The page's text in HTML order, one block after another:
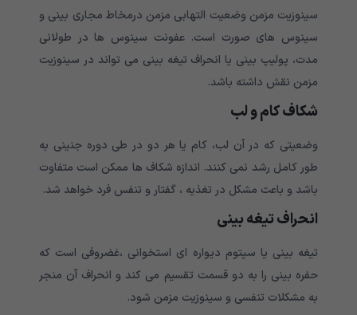
سینوزیت مزمن وضعیت التهابی مزمن درمخاط مجاری بینی و
سینوس های صورت است. عفونت سینوس ها در طولانی
مدت، پولیپ بینی یا انحراف تیغه بینی می تواند در سینوزیت
مزمن نقش داشته باشد.
شکاف کام و لب
وضعیتی که در آن لب، کام یا هر دو در طی دوره جنینی به
طور کامل رشد نمی کنند. اندازه شکاف ها ممکن است متفاوت
باشد و باعث مشکل در تغذیه ، گفتار و تنفس فرد خواهد شد.
انحراف تیغه بینی
تیغه بینی یا سپتوم دیواره ای استخوانی ،غضروفی است که
حفره بینی را به دو قسمت تقسیم می کند و انحراف آن منجر
به مشکلات تنفسی و سینوزیت مزمن شود.